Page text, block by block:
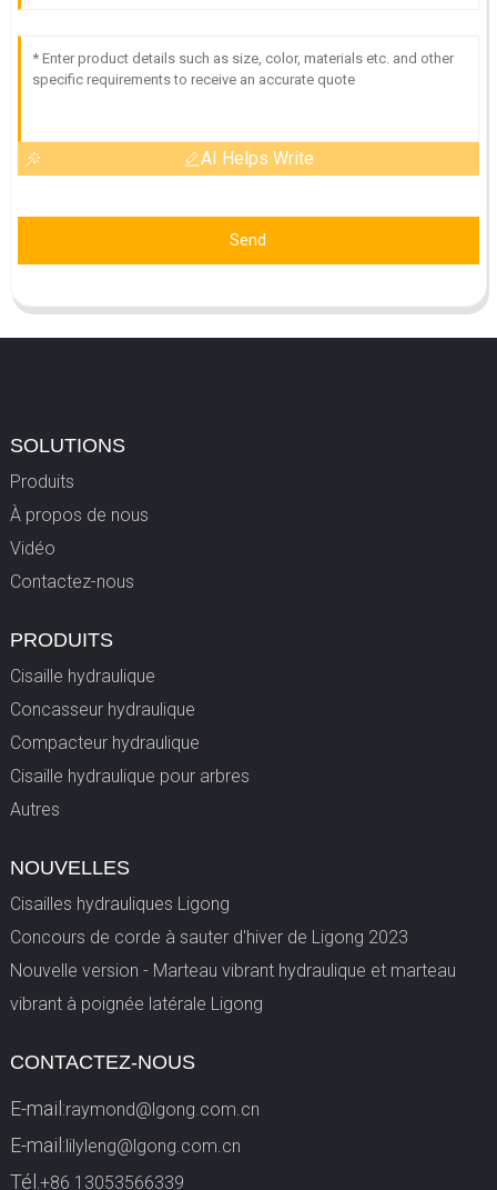
AI Helps Write
Send
SOLUTIONS
Produits
À propos de nous
Vidéo
Contactez-nous
PRODUITS
Cisaille hydraulique
Concasseur hydraulique
Compacteur hydraulique
Cisaille hydraulique pour arbres
Autres
NOUVELLES
Cisailles hydrauliques Ligong
Concours de corde à sauter d'hiver de Ligong 2023
Nouvelle version - Marteau vibrant hydraulique et marteau
vibrant à poignée latérale Ligong
CONTACTEZ-NOUS
E-mail:raymond@lgong.com.cn
E-mail:lilyleng@lgong.com.cn
Tél. +86 13053566339